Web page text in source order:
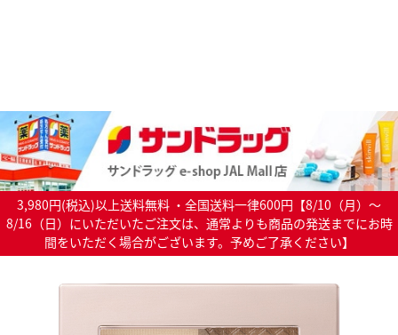
3,980円(税込)以上送料無料 ・全国送料一律600円【8/10（月）～
8/16（日）にいただいたご注文は、通常よりも商品の発送までにお時
間をいただく場合がございます。予めご了承ください】